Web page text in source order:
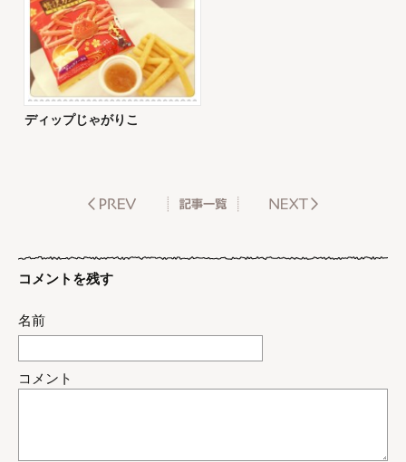
ディップじゃがりこ
コメントを残す
名前
コメント